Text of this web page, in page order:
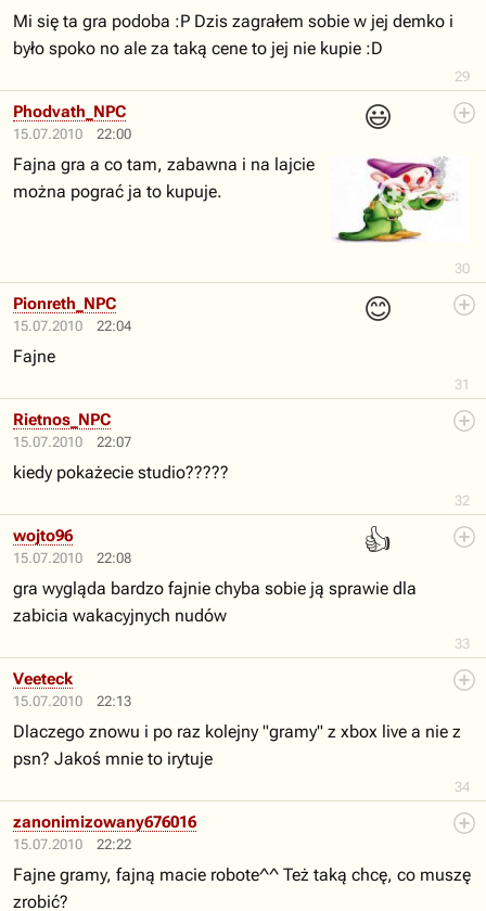
29
Mi się ta gra podoba :P Dzis zagrałem sobie w jej demko i
było spoko no ale za taką cene to jej nie kupie :D
15.07.2010 22:00
😃
30
Phodvath_NPC
Fajna gra a co tam, zabawna i na lajcie
można pograć ja to kupuje.
15.07.2010 22:04
😊
31
Pionreth_NPC
Fajne
15.07.2010 22:07
32
Rietnos_NPC
kiedy pokażecie studio?????
15.07.2010 22:08
👍
33
wojto96
gra wygląda bardzo fajnie chyba sobie ją sprawie dla
zabicia wakacyjnych nudów
15.07.2010 22:13
34
Veeteck
Dlaczego znowu i po raz kolejny "gramy" z xbox live a nie z
psn? Jakoś mnie to irytuje
15.07.2010 22:22
zanonimizowany676016
Fajne gramy, fajną macie robote^^ Też taką chcę, co muszę
zrobić?